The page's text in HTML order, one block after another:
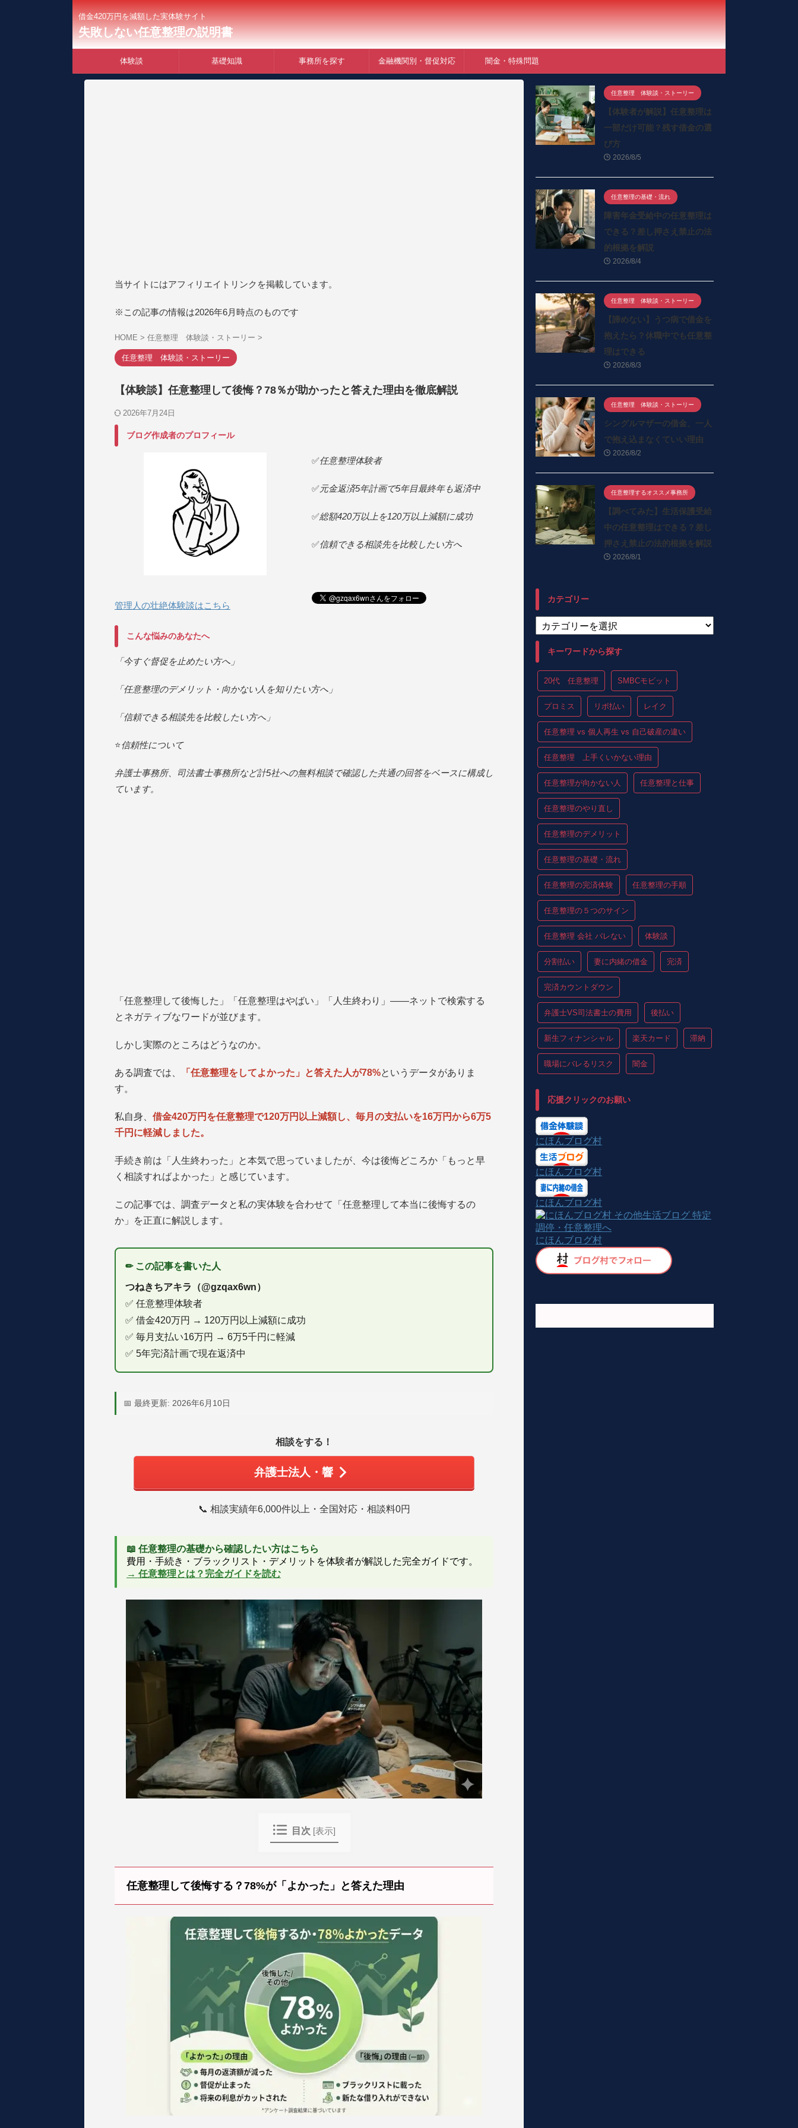
借金420万円を減額した実体験サイト
失敗しない任意整理の説明書
体験談 基礎知識 事務所を探す 金融機関別・督促対応 闇金・特殊問題
当サイトにはアフィリエイトリンクを掲載しています。
※この記事の情報は2026年6月時点のものです
HOME > 任意整理 体験談・ストーリー >
任意整理 体験談・ストーリー
【体験談】任意整理して後悔？78％が助かったと答えた理由を徹底解説
2026年7月24日
ブログ作成者のプロフィール
管理人の壮絶体験談はこちら
✅任意整理体験者
✅元金返済5年計画で5年目最終年も返済中
✅総額420万以上を120万以上減額に成功
✅信頼できる相談先を比較したい方へ
こんな悩みのあなたへ
「今すぐ督促を止めたい方へ」
「任意整理のデメリット・向かない人を知りたい方へ」
「信頼できる相談先を比較したい方へ」
⭐️信頼性について
弁護士事務所、司法書士事務所など計5社への無料相談で確認した共通の回答をベースに構成し
ています。
「任意整理して後悔した」「任意整理はやばい」「人生終わり」——ネットで検索する
とネガティブなワードが並びます。
しかし実際のところはどうなのか。
ある調査では、 「任意整理をしてよかった」と答えた人が78%というデータがありま
す。
私自身、 借金420万円を任意整理で120万円以上減額し、毎月の支払いを16万円から6万5
千円に軽減しました。
手続き前は「人生終わった」と本気で思っていましたが、今は後悔どころか「もっと早
く相談すればよかった」と感じています。
この記事では、調査データと私の実体験を合わせて「任意整理して本当に後悔するの
か」を正直に解説します。
✏ この記事を書いた人
つねきちアキラ（@gzqax6wn）
✅ 任意整理体験者
✅ 借金420万円 → 120万円以上減額に成功
✅ 毎月支払い16万円 → 6万5千円に軽減
✅ 5年完済計画で現在返済中
📅 最終更新: 2026年6月10日
相談をする！
弁護士法人・響
📞 相談実績年6,000件以上・全国対応・相談料0円
📖 任意整理の基礎から確認したい方はこちら
費用・手続き・ブラックリスト・デメリットを体験者が解説した完全ガイドです。
→ 任意整理とは？完全ガイドを読む
目次 [表示]
任意整理して後悔する？78%が「よかった」と答えた理由
任意整理 体験談・ストーリー
【体験者が解説】任意整理は
一部だけ可能？残す借金の選
び方
2026/8/5
任意整理の基礎・流れ
障害年金受給中の任意整理は
できる？差し押さえ禁止の法
的根拠を解説
2026/8/4
任意整理 体験談・ストーリー
【諦めない】うつ病で借金を
抱えたら？休職中でも任意整
理はできる
2026/8/3
任意整理 体験談・ストーリー
シングルマザーの借金、一人
で抱え込まなくていい理由
2026/8/2
任意整理するオススメ事務所
【調べてみた】生活保護受給
中の任意整理はできる？差し
押さえ禁止の法的根拠を解説
2026/8/1
カテゴリー
キーワードから探す
20代 任意整理 SMBCモビット
プロミス リボ払い レイク
任意整理 vs 個人再生 vs 自己破産の違い
任意整理 上手くいかない理由
任意整理が向かない人 任意整理と仕事
任意整理のやり直し
任意整理のデメリット
任意整理の基礎・流れ
任意整理の完済体験 任意整理の手順
任意整理の５つのサイン
任意整理 会社 バレない 体験談
分割払い 妻に内緒の借金 完済
完済カウントダウン
弁護士VS司法書士の費用 後払い
新生フィナンシャル 楽天カード 滞納
職場にバレるリスク 闇金
応援クリックのお願い
にほんブログ村
にほんブログ村
にほんブログ村
にほんブログ村